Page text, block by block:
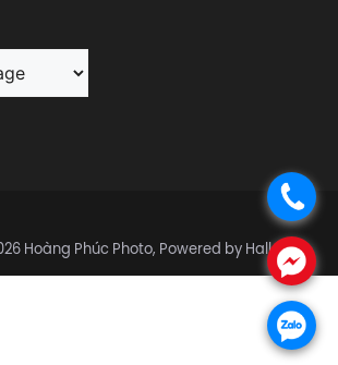
.
.
.
Hoàng Phúc Photo, Powered by Halley